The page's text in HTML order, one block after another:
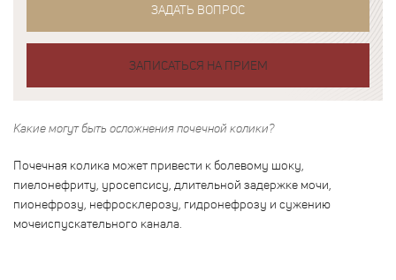
ЗАДАТЬ ВОПРОС
ЗАПИСАТЬСЯ НА ПРИЕМ
Какие могут быть осложнения почечной колики?
Почечная колика может привести к болевому шоку,
пиелонефриту, уросепсису, длительной задержке мочи,
пионефрозу, нефросклерозу, гидронефрозу и сужению
мочеиспускательного канала.